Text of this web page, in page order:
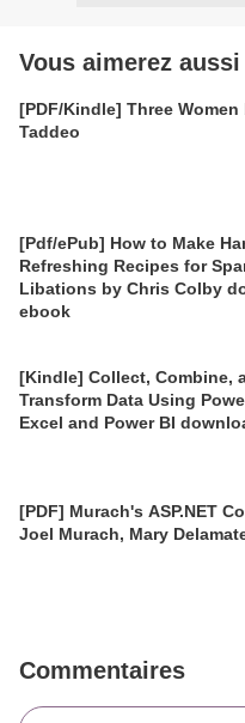
Vous aimerez aussi
[PDF/Kindle] Three
Taddeo
[Pdf/ePub] How to Make
Refreshing Recipes for
Libations by Chris Colby
ebook
[Kindle] Collect, Combine,
Transform Data Using
Excel and Power BI
[PDF] Murach's ASP.NET
Joel Murach, Mary
Commentaires